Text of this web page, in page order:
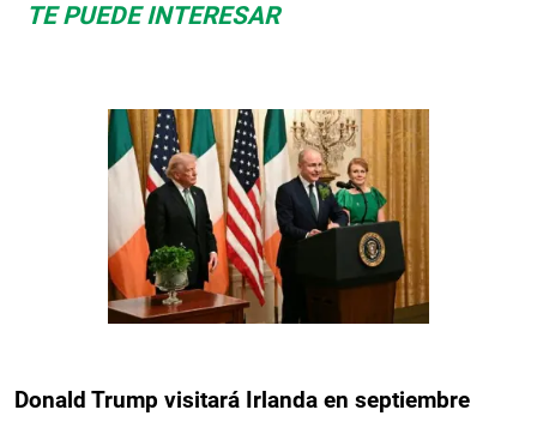
TE PUEDE INTERESAR
Donald Trump visitará Irlanda en septiembre